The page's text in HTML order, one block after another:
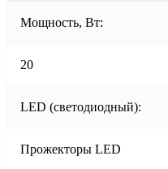
Мощность, Вт:
20
LED (светодиодный):
Прожекторы LED